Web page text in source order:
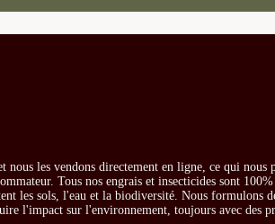
nous les vendons directement en ligne, ce qui
Tous nos engrais et insecticides sont
les sols, l'eau et la biodiversité. Nous formulons
l'impact sur l'environnement, toujours avec des